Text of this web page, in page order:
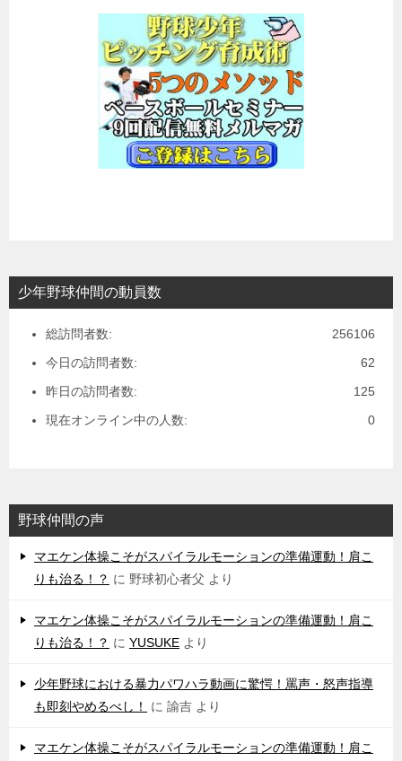
少年野球仲間の動員数
256106
総訪問者数:
62
今日の訪問者数:
125
昨日の訪問者数:
0
現在オンライン中の人数:
野球仲間の声
マエケン体操こそがスパイラルモーションの準備運動！肩こ
りも治る！？ に 野球初心者父 より
マエケン体操こそがスパイラルモーションの準備運動！肩こ
りも治る！？ に YUSUKE より
少年野球における暴力パワハラ動画に驚愕！罵声・怒声指導
も即刻やめるべし！
に 諭吉 より
マエケン体操こそがスパイラルモーションの準備運動！肩こ